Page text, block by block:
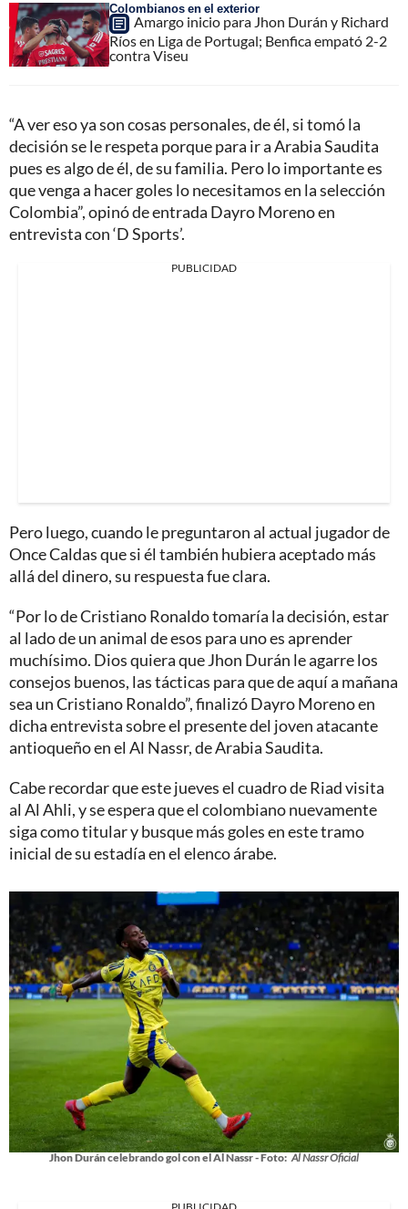
Colombianos en el exterior
Amargo inicio para Jhon Durán y Richard
Ríos en Liga de Portugal; Benfica empató 2-2
contra Viseu
“A ver eso ya son cosas personales, de él, si tomó la
decisión se le respeta porque para ir a Arabia Saudita
pues es algo de él, de su familia. Pero lo importante es
que venga a hacer goles lo necesitamos en la selección
Colombia”, opinó de entrada Dayro Moreno en
entrevista con ‘D Sports’.
PUBLICIDAD
Pero luego, cuando le preguntaron al actual jugador de
Once Caldas que si él también hubiera aceptado más
allá del dinero, su respuesta fue clara.
“Por lo de Cristiano Ronaldo tomaría la decisión, estar
al lado de un animal de esos para uno es aprender
muchísimo. Dios quiera que Jhon Durán le agarre los
consejos buenos, las tácticas para que de aquí a mañana
sea un Cristiano Ronaldo”, finalizó Dayro Moreno en
dicha entrevista sobre el presente del joven atacante
antioqueño en el Al Nassr, de Arabia Saudita.
Cabe recordar que este jueves el cuadro de Riad visita
al Al Ahli, y se espera que el colombiano nuevamente
siga como titular y busque más goles en este tramo
inicial de su estadía en el elenco árabe.
Jhon Durán celebrando gol con el Al Nassr - Foto: Al Nassr Oficial